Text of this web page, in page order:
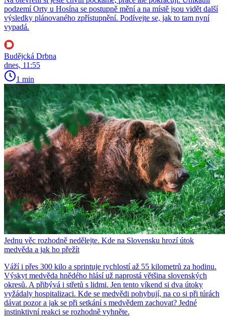
podzemí Orty u Hosína se postupně mění a na místě jsou vidět další
výsledky plánovaného zpřístupnění. Podívejte se, jak to tam nyní
vypadá.
Budějcká Drbna
dnes, 11:55
1 min
Jednu věc rozhodně nedělejte. Kde na Slovensku hrozí útok
medvěda a jak ho přežít
Váží i přes 300 kilo a sprintuje rychlostí až 55 kilometrů za hodinu.
Výskyt medvěda hnědého hlásí už naprostá většina slovenských
okresů. A přibývá i střetů s lidmi. Jen tento víkend si dva útoky
vyžádaly hospitalizaci. Kde se medvědi pohybují, na co si při túrách
dávat pozor a jak se při setkání s medvědem zachovat? Jedné
instinktivní reakci se rozhodně vyhněte.